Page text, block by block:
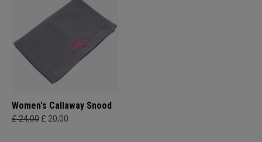
Women's Callaway Snood
£ 24,00 £ 20,00